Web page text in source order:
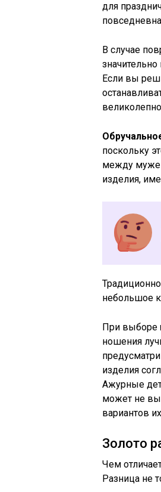
для
В случае
Если вы
поскольку
между
изделия,
небольшое
При выборе
ношения
изделия
Ажурные
может не
вариантов
Золото
Чем
Разница не